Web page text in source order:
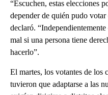
“Escuchen, estas elecciones
depender de quién pudo
declaró.
mal si una persona tiene
hacerlo”.
El martes, los votantes de los
tuvieron que adaptarse a las